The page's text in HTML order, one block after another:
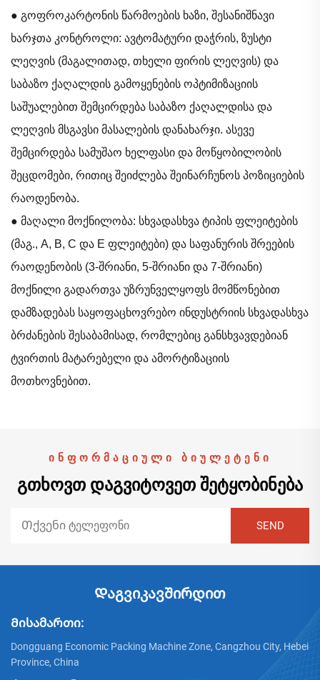
● გოფროკარტონის წარმოების ხაზი, შესანიშნავი
ხარჯთა კონტროლი: ავტომატური დაჭრის, ზუსტი
ლეღვის (მაგალითად, თხელი ფირის ლეღვის) და
საბაზო ქაღალდის გამოყენების ოპტიმიზაციის
საშუალებით შემცირდება საბაზო ქაღალდისა და
ლეღვის მსგავსი მასალების დანახარჯი. ასევე
შემცირდება სამუშაო ხელფასი და მოწყობილობის
შეცდომები, რითიც შეიძლება შეინარჩუნოს პოზიციების
რაოდენობა.
● მაღალი მოქნილობა: სხვადასხვა ტიპის ფლეიტების
(მაგ., A, B, C და E ფლეიტები) და საფანურის შრეების
რაოდენობის (3-შრიანი, 5-შრიანი და 7-შრიანი)
მოქნილი გადართვა უზრუნველყოფს მომწონებით
დამზადებას საყოფაცხოვრებო ინდუსტრიის სხვადასხვა
ბრძანების შესაბამისად, რომლებიც განსხვავდებიან
ტვირთის მატარებელი და ამორტიზაციის
მოთხოვნებით.
ᲘᲜᲤᲝᲠᲛᲐᲪᲘᲣᲚᲘ ᲑᲘᲣᲚᲔᲢᲔᲜᲘ
ᲒᲗᲮᲝᲕᲗ ᲓᲐᲒᲕᲘᲢᲝᲕᲔᲗ ᲨᲔᲢᲧᲝᲑᲘᲜᲔᲑᲐ
Დაგვიკავშირდით
Მისამართი:
Dongguang Economic Packing Machine Zone, Cangzhou City, Hebei
Province, China